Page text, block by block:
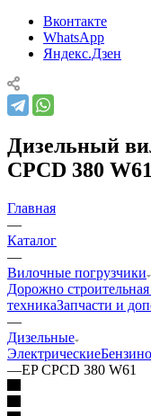
Вконтакте
WhatsApp
Яндекс.Дзен
Дизельный
CPCD 380 W61
Главная
—
Каталог
—
Вилочные погрузчики
Дорожно
техникаЗапчасти и
—
Дизельные
Электрические
—EP CPCD 380 W61